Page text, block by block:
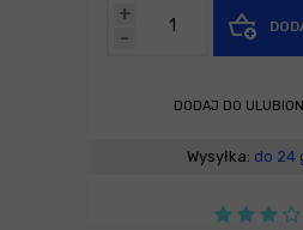
-
+
DODAJ DO
Wysyłka: do 24